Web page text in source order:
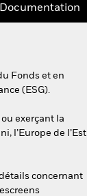
Documentation
Fonds et en
(ESG).
exerçant la
l’Europe de l’Est
concernant